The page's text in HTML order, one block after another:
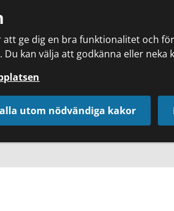
ge dig en bra funktionalitet och
kan välja att godkänna eller neka
utom nödvändiga kakor